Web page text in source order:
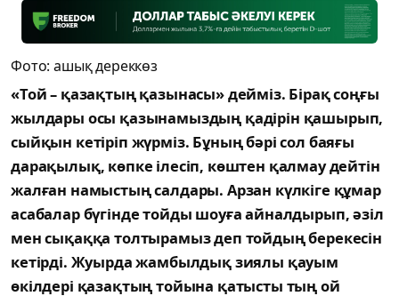
Фото: ашық дереккөз
«Той – қазақтың қазынасы» дейміз. Бірақ соңғы
жылдары осы қазынамыздың қадірін қашырып,
сыйқын кетіріп жүрміз. Бұның бәрі сол баяғы
дарақылық, көпке ілесіп, көштен қалмау дейтін
жалған намыстың салдары. Арзан күлкіге құмар
асабалар бүгінде тойды шоуға айналдырып, әзіл
мен сықаққа толтырамыз деп тойдың берекесін
кетірді. Жуырда жамбылдық зиялы қауым
өкілдері қазақтың тойына қатысты тың ой